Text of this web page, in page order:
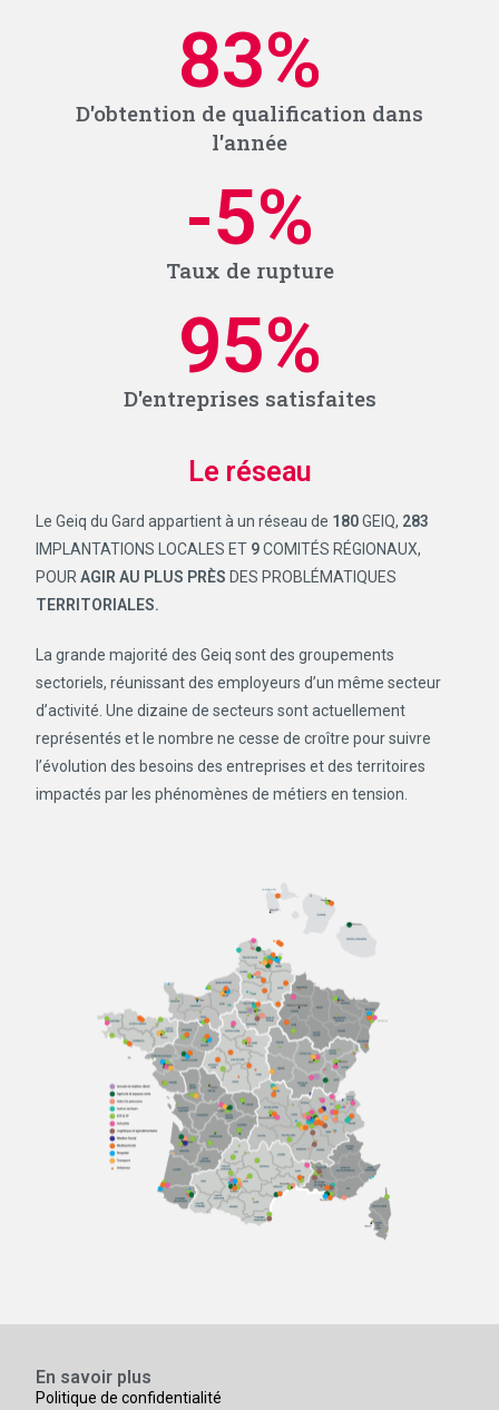
83%
D'obtention de qualification dans
l'année
-5%
Taux de rupture
95%
D'entreprises satisfaites
Le réseau
Le Geiq du Gard appartient à un réseau de 180GEIQ, 283
IMPLANTATIONS LOCALES ET 9COMITÉS RÉGIONAUX,
POUR AGIR AU PLUS PRÈS DES PROBLÉMATIQUES
TERRITORIALES.
La grande majorité des Geiq sont des groupements
sectoriels, réunissant des employeurs d’un même secteur
d’activité. Une dizaine de secteurs sont actuellement
représentés et le nombre ne cesse de croître pour suivre
l’évolution des besoins des entreprises et des territoires
impactés par les phénomènes de métiers en tension.
En savoir plus
Politique de confidentialité